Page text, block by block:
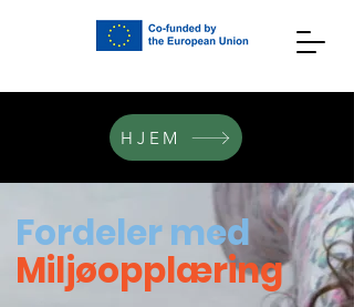
HJEM
Fordeler med
Miljøopplæring